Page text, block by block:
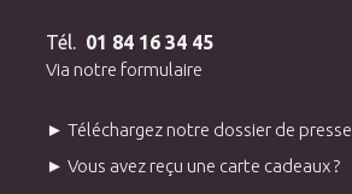
Tél. 01 84 16 34 45
Via notre formulaire
► Téléchargez notre dossier de presse
► Vous avez reçu une carte cadeaux ?